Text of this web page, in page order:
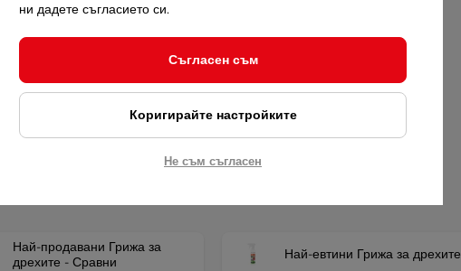
изберете? Ние ще
Ви посъветваме.
Най-продавани Грижа за
дрехите - Сравни
Най-евтини Грижа за дрехите
ни дадете съгласието си.
Съгласен съм
Коригирайте настройките
Не съм съгласен